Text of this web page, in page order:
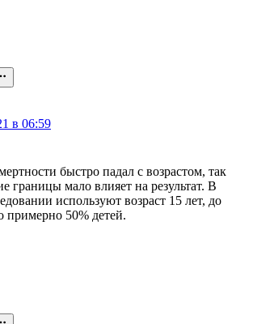
в 06:59
быстро падал с возрастом, так
границы мало влияет на результат. В
используют возраст 15 лет, до
примерно 50% детей.